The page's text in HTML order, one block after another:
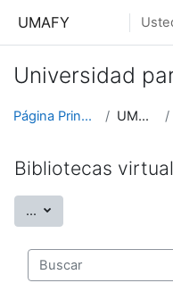
UMAFY
Universidad
Página Principal UMAFY
Bibliotecas
... Exportar entradas
Buscar